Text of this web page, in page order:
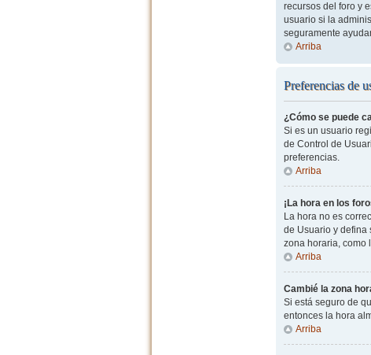
recursos del foro y
usuario si la
seguramente
Arriba
Preferencias de
¿Cómo se puede
Si es un usuario
de Control de
preferencias.
Arriba
¡La hora en los
La hora no es
de Usuario y defina
zona horaria, como
Arriba
Cambié la zona
Si está seguro de
entonces la hora
Arriba